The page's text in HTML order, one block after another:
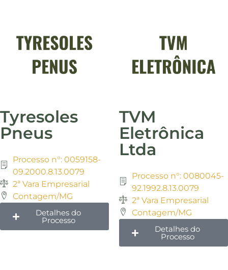
Tyresoles
Pneus
Processo n°: 0059158-
09.2000.8.13.0079
2ª Vara Empresarial
Contagem/MG
Detalhes do
Processo
TVM
Eletrônica
Ltda
Processo n°: 0080045-
92.1992.8.13.0079
2ª Vara Empresarial
Contagem/MG
Detalhes do
Processo